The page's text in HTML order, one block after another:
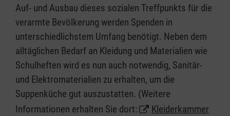
Auf- und Ausbau dieses sozialen Treffpunkts für die
verarmte Bevölkerung werden Spenden in
unterschiedlichstem Umfang benötigt. Neben dem
alltäglichen Bedarf an Kleidung und Materialien wie
Schulheften wird es nun auch notwendig, Sanitär-
und Elektromaterialien zu erhalten, um die
Suppenküche gut auszustatten. (Weitere
Informationen erhalten Sie dort:
Kleiderkammer